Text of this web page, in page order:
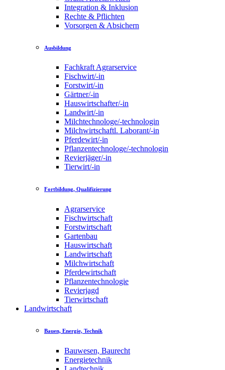
Integration & Inklusion
Rechte & Pflichten
Vorsorgen & Absichern
Ausbildung
Fachkraft Agrarservice
Fischwirt/-in
Forstwirt/-in
Gärtner/-in
Hauswirtschafter/-in
Landwirt/-in
Milchtechnologe/-technologin
Milchwirtschaftl. Laborant/-in
Pferdewirt/-in
Pflanzentechnologe/-technologin
Revierjäger/-in
Tierwirt/-in
Fortbildung, Qualifizierung
Agrarservice
Fischwirtschaft
Forstwirtschaft
Gartenbau
Hauswirtschaft
Landwirtschaft
Milchwirtschaft
Pferdewirtschaft
Pflanzentechnologie
Revierjagd
Tierwirtschaft
Landwirtschaft
Bauen, Energie, Technik
Bauwesen, Baurecht
Energietechnik